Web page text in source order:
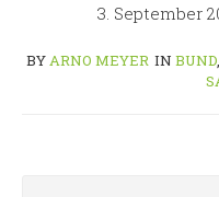
3. September
BYARNO MEYER IN BUND,